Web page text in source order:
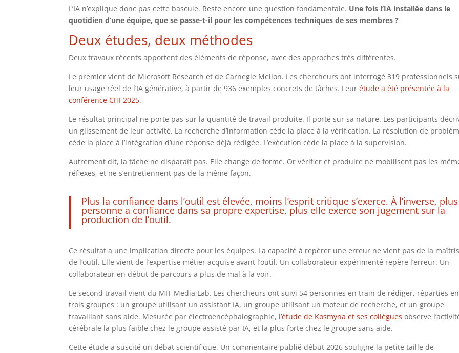
L’IA n’explique donc pas cette bascule. Reste encore une question fondamentale. Une fois l’IA installée dans le
quotidien d’une équipe, que se passe-t-il pour les compétences techniques de ses membres ?
Deux études, deux méthodes
Deux travaux récents apportent des éléments de réponse, avec des approches très différentes.
Le premier vient de Microsoft Research et de Carnegie Mellon. Les chercheurs ont interrogé 319 professionnels
leur usage réel de l’IA générative, à partir de 936 exemples concrets de tâches. Leurétude a été présentée à la
conférence CHI 2025.
Le résultat principal ne porte pas sur la quantité de travail produite. Il porte sur sa nature. Les participants
un glissement de leur activité. La recherche d’information cède la place à la vérification. La résolution de
cède la place à l’intégration d’une réponse déjà rédigée. L’exécution cède la place à la supervision.
Autrement dit, la tâche ne disparaît pas. Elle change de forme. Or vérifier et produire ne mobilisent pas les
réflexes, et ne s’entretiennent pas de la même façon.
Plus la confiance dans l’outil est élevée, moins l’esprit critique s’exerce. À l’inverse,
personne a confiance dans sa propre expertise, plus elle exerce son jugement sur la
production de l’outil.
Ce résultat a une implication directe pour les équipes. La capacité à repérer une erreur ne vient pas de la
de l’outil. Elle vient de l’expertise métier acquise avant l’outil. Un collaborateur expérimenté repère l’erreur. Un
collaborateur en début de parcours a plus de mal à la voir.
Le second travail vient du MIT Media Lab. Les chercheurs ont suivi 54 personnes en train de rédiger, réparties en
trois groupes : un groupe utilisant un assistant IA, un groupe utilisant un moteur de recherche, et un groupe
travaillant sans aide. Mesurée par électroencéphalographie, l’étude de Kosmyna et ses collègues observe
cérébrale la plus faible chez le groupe assisté par IA, et la plus forte chez le groupe sans aide.
Cette étude a suscité un débat scientifique. Un commentaire publié début 2026 souligne la petite taille de